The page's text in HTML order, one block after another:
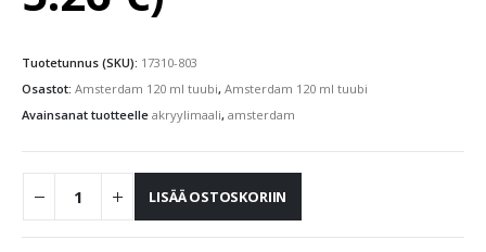
Tuotetunnus (SKU): 17310-803
Osastot: Amsterdam 120 ml tuubi, Amsterdam 120 ml tuubi
Avainsanat tuotteelle akryylimaali, amsterdam
LISÄÄ OSTOSKORIIN